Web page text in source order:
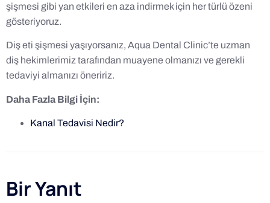
şişmesi gibi yan etkileri en aza indirmek için her türlü özeni
gösteriyoruz.
Diş eti şişmesi yaşıyorsanız, Aqua Dental Clinic’te uzman
diş hekimlerimiz tarafından muayene olmanızı ve gerekli
tedaviyi almanızı öneririz.
Daha Fazla Bilgi İçin:
Kanal Tedavisi Nedir?
Bir Yanıt